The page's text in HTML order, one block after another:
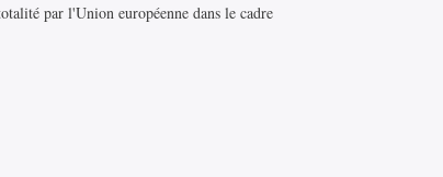
par l'Union européenne dans le cadre